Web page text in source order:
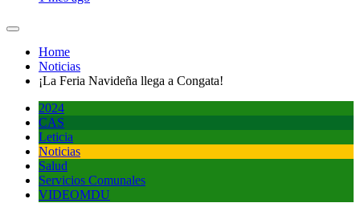
Home
Noticias
¡La Feria Navideña llega a Congata!
2024
CAS
Leticia
Noticias
Salud
Servicios Comunales
VIDEOMDU